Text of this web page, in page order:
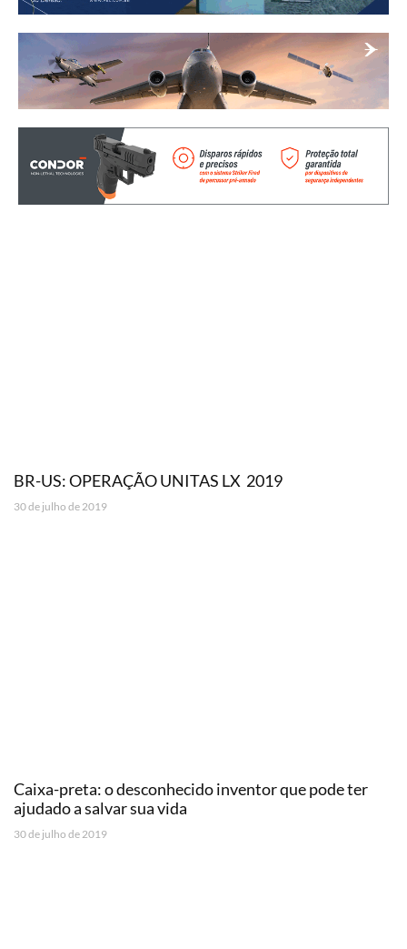
BR-US: OPERAÇÃO UNITAS LX  2019
30 de julho de 2019
Caixa-preta: o desconhecido inventor que pode ter
ajudado a salvar sua vida
30 de julho de 2019